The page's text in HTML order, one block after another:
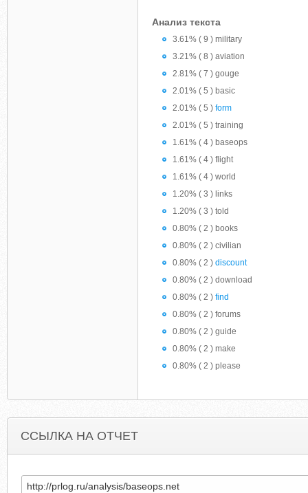
Анализ текста
3.61% ( 9 ) military
3.21% ( 8 ) aviation
2.81% ( 7 ) gouge
2.01% ( 5 ) basic
2.01% ( 5 ) form
2.01% ( 5 ) training
1.61% ( 4 ) baseops
1.61% ( 4 ) flight
1.61% ( 4 ) world
1.20% ( 3 ) links
1.20% ( 3 ) told
0.80% ( 2 ) books
0.80% ( 2 ) civilian
0.80% ( 2 ) discount
0.80% ( 2 ) download
0.80% ( 2 ) find
0.80% ( 2 ) forums
0.80% ( 2 ) guide
0.80% ( 2 ) make
0.80% ( 2 ) please
ССЫЛКА НА ОТЧЕТ